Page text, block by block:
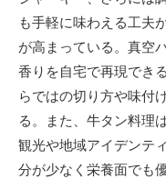
も手軽に味わえる工夫
が高まっている。真空
香りを自宅で再現でき
らではの切り方や味付
る。また、牛タン料理
観光や地域アイデンテ
分が少なく栄養面でも